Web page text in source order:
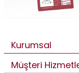
Kurumsal
Müşteri